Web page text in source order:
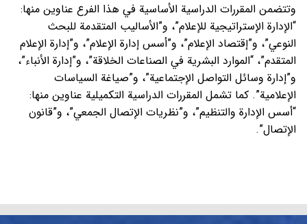
وتتضمن المقررات الدراسية الأساسية في هذا الفرع عناوين منها:
“الإدارة الإستراتيجية للإعلام”، و”الأساليب المتقدمة للبحث
النوعي”، و”إقتصاد الإعلام”، و”أسس إدارة الإعلام”، و”إدارة الإعلام
المتقدم”، “الموارد البشرية في الصناعات الخلاقة”، و”إدارة الأنباء”،
و”إدارة وسائل التواصل الإجتماعية”، و”صياغة السياسات
الإعلامية”. كما تشمل المقررات الدراسية التكميلية عناوين منها:
“أسس الإدارة والتنظيم”، و”نظريات الإتصال الجمعي”، و”قانون
الإتصال”.